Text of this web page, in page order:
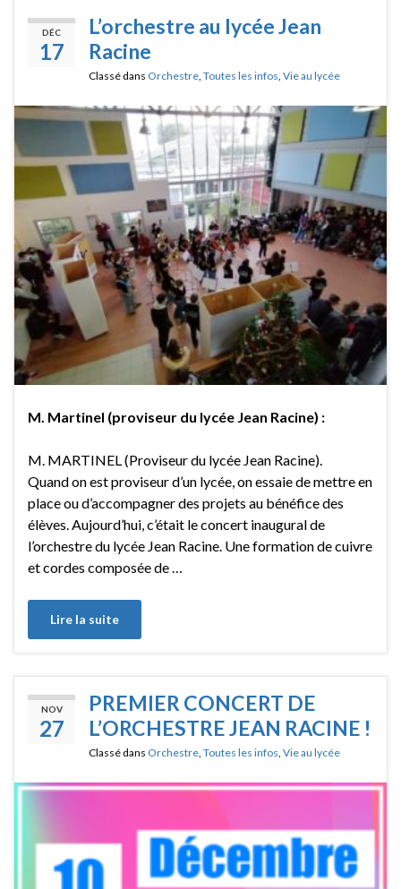
DÉC
17
L’orchestre au lycée Jean
Racine
Classé dans Orchestre Toutes les infos Vie au lycée
M. Martinel (proviseur du lycée Jean Racine) :
M. MARTINEL (Proviseur du lycée Jean Racine).
Quand on est proviseur d’un lycée, on essaie de mettre en
place ou d’accompagner des projets au bénéfice des
élèves. Aujourd’hui, c’était le concert inaugural de
l’orchestre du lycée Jean Racine. Une formation de cuivre
et cordes composée de …
Lire la suite
NOV
27
PREMIER CONCERT DE
L’ORCHESTRE JEAN RACINE !
Classé dans Orchestre Toutes les infos Vie au lycée